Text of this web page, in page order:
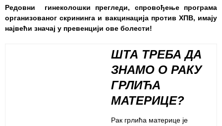
Редовни гинеколошки прегледи, спровођење програма
организованог скрининга и вакцинација против ХПВ, имају
највећи значај у превенцији ове болести!
ШТА ТРЕБА ДА
ЗНАМО О РАКУ
ГРЛИЋА
МАТЕРИЦЕ?
Рак грлића материце је
лекара
Прегледи